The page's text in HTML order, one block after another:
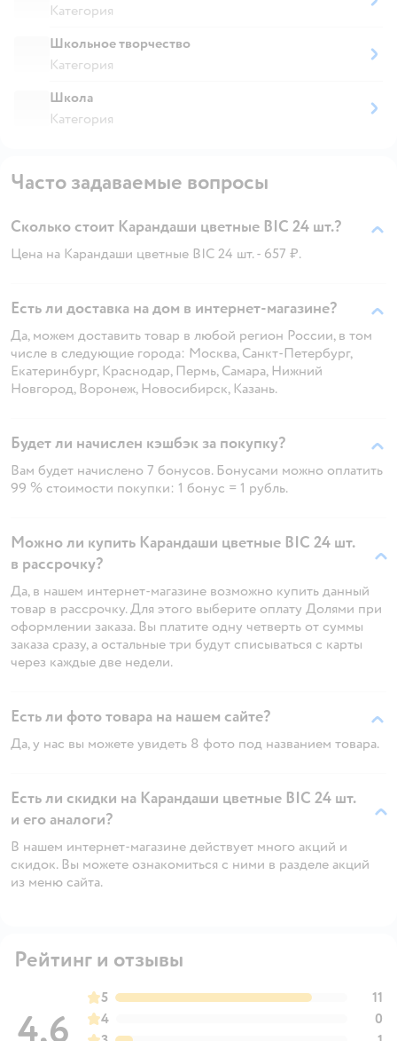
Категория
Школьное творчество
Категория
Школа
Категория
Часто задаваемые вопросы
Сколько стоит Карандаши цветные BIC 24 шт.?
Цена на Карандаши цветные BIC 24 шт. - 657 ₽.
Есть ли доставка на дом в интернет-магазине?
Да, можем доставить товар в любой регион России, в том
числе в следующие города: Москва, Санкт-Петербург,
Екатеринбург, Краснодар, Пермь, Самара, Нижний
Новгород, Воронеж, Новосибирск, Казань.
Будет ли начислен кэшбэк за покупку?
Вам будет начислено 7 бонусов. Бонусами можно оплатить
99 % стоимости покупки: 1 бонус = 1 рубль.
Можно ли купить Карандаши цветные BIC 24 шт.
в рассрочку?
Да, в нашем интернет-магазине возможно купить данный
товар в рассрочку. Для этого выберите оплату Долями при
оформлении заказа. Вы платите одну четверть от суммы
заказа сразу, а остальные три будут списываться с карты
через каждые две недели.
Есть ли фото товара на нашем сайте?
Да, у нас вы можете увидеть 8 фото под названием товара.
Есть ли скидки на Карандаши цветные BIC 24 шт.
и его аналоги?
В нашем интернет-магазине действует много акций и
скидок. Вы можете ознакомиться с ними в разделе акций
из меню сайта.
Рейтинг и отзывы
4,6
5
11
4
0